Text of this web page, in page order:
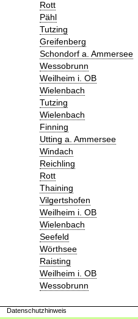
Rott
Pähl
Tutzing
Greifenberg
Schondorf a. Ammersee
Wessobrunn
Weilheim i. OB
Wielenbach
Tutzing
Wielenbach
Finning
Utting a. Ammersee
Windach
Reichling
Rott
Thaining
Vilgertshofen
Weilheim i. OB
Wielenbach
Seefeld
Wörthsee
Raisting
Weilheim i. OB
Wessobrunn
Datenschutzhinweis